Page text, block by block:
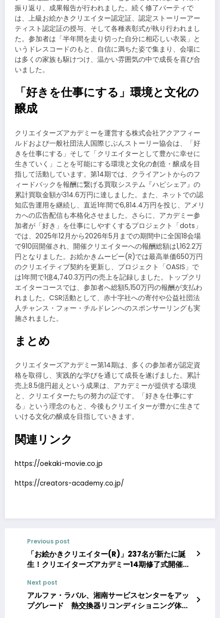
振り返り、成果報告が行われました。続く修了パーティで
は、上級お絵かきクリエイター認定証、認定ストーリーアー
ティスト認定証の授与、そして各種表彰式が執り行われまし
た。参加者は「半年間を走り切った自分に相応しい衣装」と
いうドレスコードのもと、自信に満ちた姿で集まり、会場に
は多くの家族も駆けつけ、温かい雰囲気の中で成長を喜び合
いました。
「好きを仕事にする」環境と文化の
醸成
クリエイターズアカデミーを運営する株式会社アクアフィー
ルドおよび一般社団法人国際じぶんストーリー協会は、「好
きを仕事にする」そして「クリエイターとして豊かに幸せに
生きていく」ことを可能にする環境と文化の創造・醸成を目
指して活動しています。第14期では、クライアントからのフ
ィードバックを報酬に繋げる買取システム『ハピシェア』の
累計買取金額が314.6万円に達しました。また、ネットでの認
知広告運用を継続し、直近1年間で6,814.4万円を投じ、アメリ
カへの広告配信も本格化させました。さらに、アカデミー参
加者が「好き」を仕事にしやすくするプロジェクト「dots」
では、2025年12月から2026年5月までの期間中に全国18会場
で910回開催され、開催クリエイターへの報酬総額は1,162.2万
円となりました。お絵かきムービー(R)では最高単価650万円
のクリエイティブ契約を更新し、プロジェクト「OASIS」で
は1年間で1億4,740.3万円の売上を記録しました。トップクリ
エイターコースでは、参加者へ総額5,150万円の報酬が支払わ
れました。CSR活動として、赤十字社への寄付や公益社団法
人チャンス・フォー・チルドレンへのスポンサーリングも実
施されました。
まとめ
クリエイターズアカデミー第14期は、多くの参加者が認定資
格を取得し、実践的な学びを通じて成長を遂げました。累計
売上8.5億円超えという成果は、アカデミーが提供する環境
と、クリエイターたちの努力の証です。「好きを仕事にす
る」という理念のもと、今後もクリエイターが豊かに生きて
いける文化の醸成を目指していきます。
関連リンク
https://oekaki-movie.co.jp
https://creators-academy.co.jp/
Previous post
「お絵かきクリエイター(R)」237名が新たに誕
生！クリエイターズアカデミー14期修了式開催報
Next post
アルファ・ラバル、湘南サービスセンターをアッ
プグレード 熱交換器リコンディショニング体制